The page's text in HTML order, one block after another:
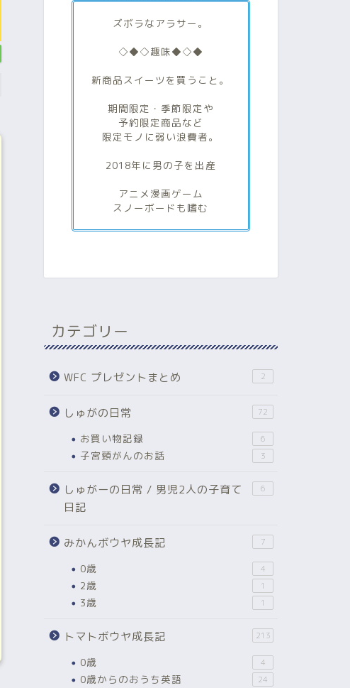
ズボラなアラサー。
◇◆◇趣味◆◇◆
新商品スイーツを買うこと。
期間限定・季節限定や
予約限定商品など
限定モノに弱い浪費者。
2018年に男の子を出産
アニメ漫画ゲーム
スノーボードも嗜む
カテゴリー
WFC プレゼントまとめ 2
しゅがの日常 72
お買い物記録 6
子宮頸がんのお話 3
しゅがーの日常 / 男児2人の子育て
日記
6
みかんボウヤ成長記 7
0歳 4
2歳 1
3歳 1
トマトボウヤ成長記 213
0歳 4
0歳からのおうち英語 24